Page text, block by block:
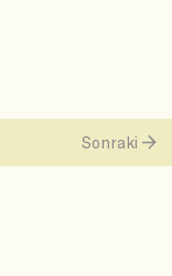
Sonraki